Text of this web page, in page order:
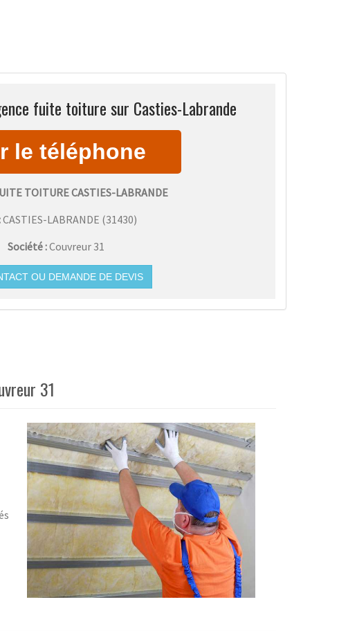
fuite toiture sur Casties-Labrande
TOITURE CASTIES-LABRANDE
CASTIES-LABRANDE (31430)
Société :Couvreur 31
OU DEMANDE DE DEVIS
31